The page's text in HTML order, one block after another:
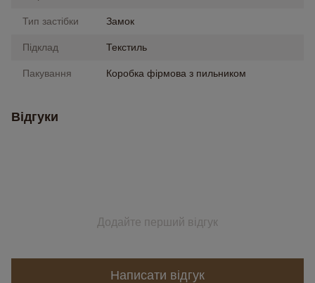
Тип застібки Замок
Підклад Текстиль
Пакування Коробка фірмова з пильником
Відгуки
Додайте перший відгук
Написати відгук